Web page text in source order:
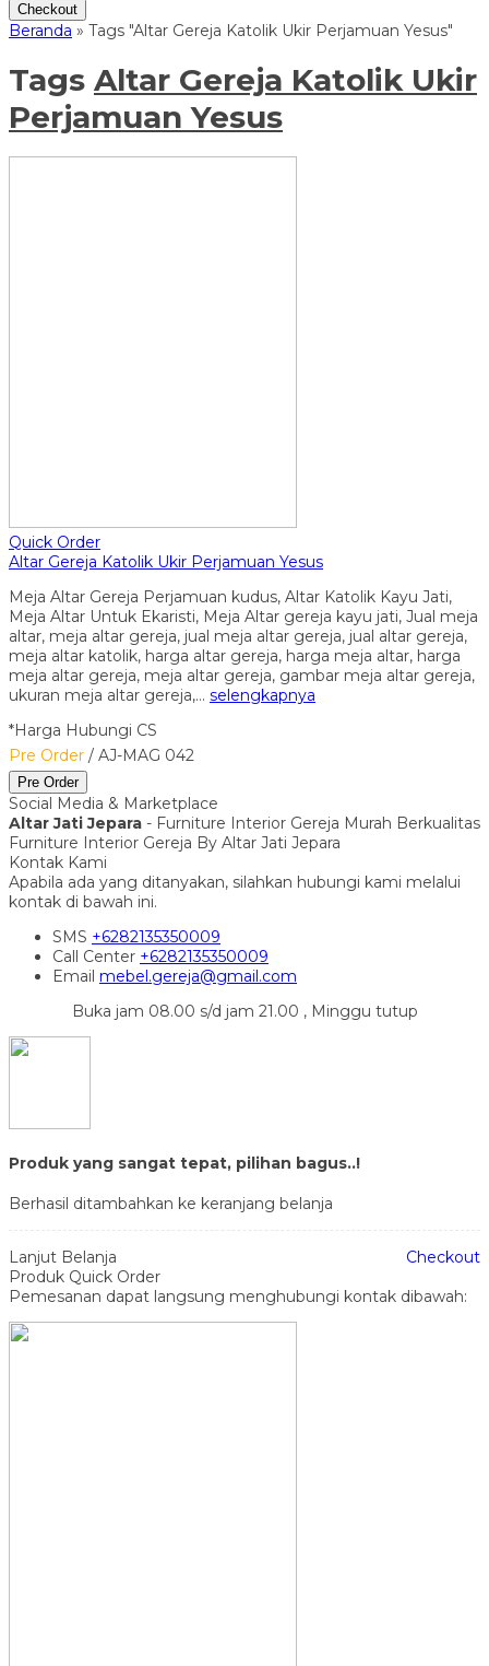
Checkout
Beranda » Tags "Altar Gereja Katolik Ukir Perjamuan Yesus"
Tags Altar Gereja Katolik Ukir
Perjamuan Yesus
Quick Order
Altar Gereja Katolik Ukir Perjamuan Yesus
Meja Altar Gereja Perjamuan kudus, Altar Katolik Kayu Jati,
Meja Altar Untuk Ekaristi, Meja Altar gereja kayu jati, Jual meja
altar, meja altar gereja, jual meja altar gereja, jual altar gereja,
meja altar katolik, harga altar gereja, harga meja altar, harga
meja altar gereja, meja altar gereja, gambar meja altar gereja,
ukuran meja altar gereja,… selengkapnya
*Harga Hubungi CS
Pre Order / AJ-MAG 042
Pre Order
Social Media & Marketplace
Altar Jati Jepara - Furniture Interior Gereja Murah Berkualitas
Furniture Interior Gereja By Altar Jati Jepara
Kontak Kami
Apabila ada yang ditanyakan, silahkan hubungi kami melalui
kontak di bawah ini.
SMS +6282135350009
Call Center +6282135350009
Email mebel.gereja@gmail.com
Buka jam 08.00 s/d jam 21.00 , Minggu tutup
Produk yang sangat tepat, pilihan bagus..!
Berhasil ditambahkan ke keranjang belanja
Lanjut Belanja
Checkout
Produk Quick Order
Pemesanan dapat langsung menghubungi kontak dibawah: